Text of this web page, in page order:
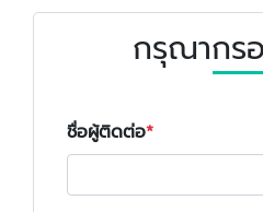
กรุณากร
ชื่อผู้ติดต่อ